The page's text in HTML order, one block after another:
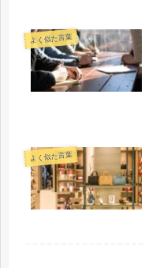
よく似た言葉
よく似た言葉